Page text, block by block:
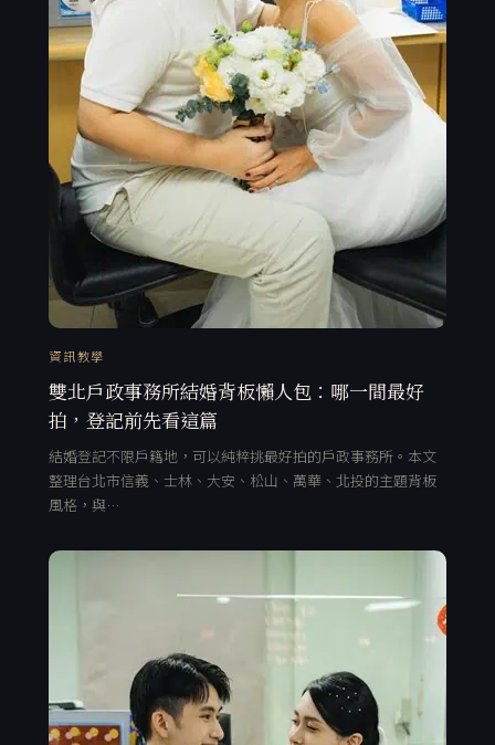
資訊教學
雙北戶政事務所結婚背板懶人包：哪一間最好
拍，登記前先看這篇
結婚登記不限戶籍地，可以純粹挑最好拍的戶政事務所。本文
整理台北市信義、士林、大安、松山、萬華、北投的主題背板
風格，與…